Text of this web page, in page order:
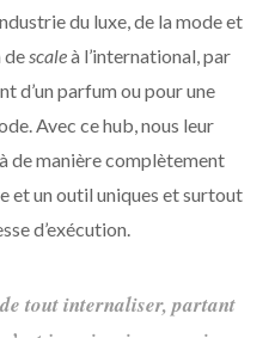
du luxe, de la mode et
descaleà l’international, par
d’un parfum ou pour une
Avec ce hub, nous leur
manière complètement
et un outil uniques et surtout
d’exécution.
tout internaliser, partant